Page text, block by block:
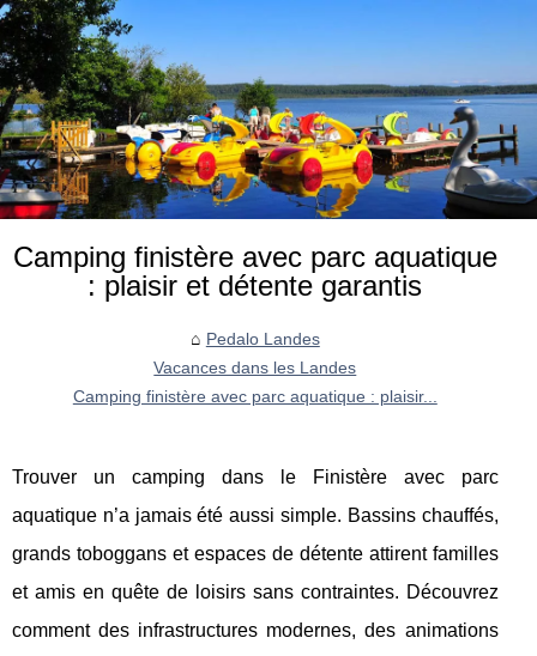
Camping finistère avec parc aquatique
: plaisir et détente garantis
Pedalo Landes
Vacances dans les Landes
Camping finistère avec parc aquatique : plaisir...
Trouver un camping dans le Finistère avec parc
aquatique n’a jamais été aussi simple. Bassins chauffés,
grands toboggans et espaces de détente attirent familles
et amis en quête de loisirs sans contraintes. Découvrez
comment des infrastructures modernes, des animations